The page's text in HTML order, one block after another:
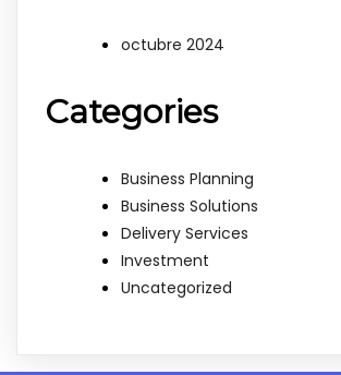
octubre 2024
Categories
Business Planning
Business Solutions
Delivery Services
Investment
Uncategorized